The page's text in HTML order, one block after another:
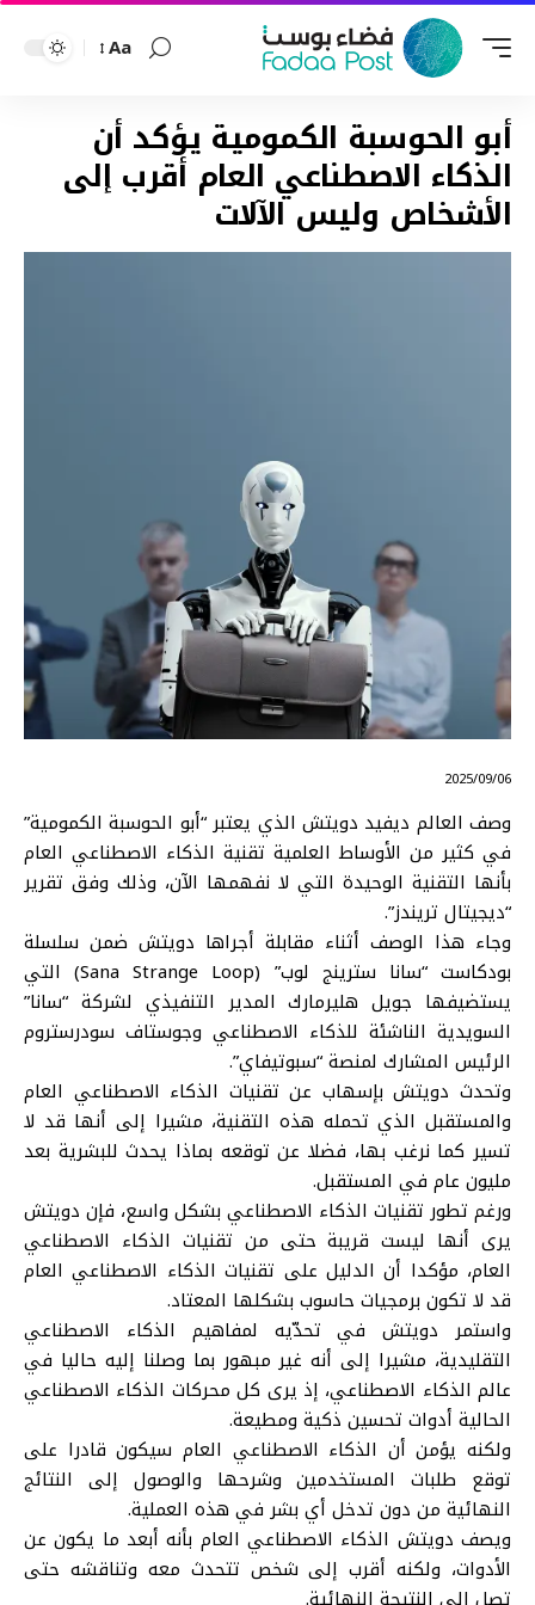
Font
Aa
أبو الحوسبة الكمومية يؤكد أن
الذكاء الاصطناعي العام أقرب إلى
الأشخاص وليس الآلات
⠀ 2025/09/06
وصف العالم ديفيد دويتش الذي يعتبر “أبو الحوسبة الكمومية”
في كثير من الأوساط العلمية تقنية الذكاء الاصطناعي العام
بأنها التقنية الوحيدة التي لا نفهمها الآن، وذلك وفق تقرير
“ديجيتال تريندز”.
وجاء هذا الوصف أثناء مقابلة أجراها دويتش ضمن سلسلة
بودكاست “سانا سترينج لوب” (Sana Strange Loop) التي
يستضيفها جويل هليرمارك المدير التنفيذي لشركة “سانا”
السويدية الناشئة للذكاء الاصطناعي وجوستاف سودرستروم
الرئيس المشارك لمنصة “سبوتيفاي”.
وتحدث دويتش بإسهاب عن تقنيات الذكاء الاصطناعي العام
والمستقبل الذي تحمله هذه التقنية، مشيرا إلى أنها قد لا
تسير كما نرغب بها، فضلا عن توقعه بماذا يحدث للبشرية بعد
مليون عام في المستقبل.
ورغم تطور تقنيات الذكاء الاصطناعي بشكل واسع، فإن دويتش
يرى أنها ليست قريبة حتى من تقنيات الذكاء الاصطناعي
العام، مؤكدا أن الدليل على تقنيات الذكاء الاصطناعي العام
قد لا تكون برمجيات حاسوب بشكلها المعتاد.
واستمر دويتش في تحدّيه لمفاهيم الذكاء الاصطناعي
التقليدية، مشيرا إلى أنه غير مبهور بما وصلنا إليه حاليا في
عالم الذكاء الاصطناعي، إذ يرى كل محركات الذكاء الاصطناعي
الحالية أدوات تحسين ذكية ومطيعة.
ولكنه يؤمن أن الذكاء الاصطناعي العام سيكون قادرا على
توقع طلبات المستخدمين وشرحها والوصول إلى النتائج
النهائية من دون تدخل أي بشر في هذه العملية.
ويصف دويتش الذكاء الاصطناعي العام بأنه أبعد ما يكون عن
الأدوات، ولكنه أقرب إلى شخص تتحدث معه وتناقشه حتى